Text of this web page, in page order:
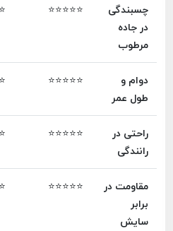
چسبندگی
در جاده
مرطوب
⭐⭐⭐⭐⭐
دوام و
طول عمر
⭐⭐⭐⭐⭐
راحتی در
رانندگی
⭐⭐⭐⭐⭐
مقاومت در
برابر
سایش
⭐⭐⭐⭐⭐